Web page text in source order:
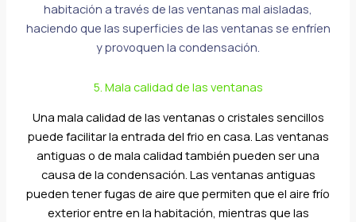
habitación a través de las ventanas mal aisladas,
haciendo que las superficies de las ventanas se enfríen
y provoquen la condensación.
5. Mala calidad de las ventanas
Una mala calidad de las ventanas o cristales sencillos
puede facilitar la entrada del frio en casa. Las ventanas
antiguas o de mala calidad también pueden ser una
causa de la condensación. Las ventanas antiguas
pueden tener fugas de aire que permiten que el aire frío
exterior entre en la habitación, mientras que las